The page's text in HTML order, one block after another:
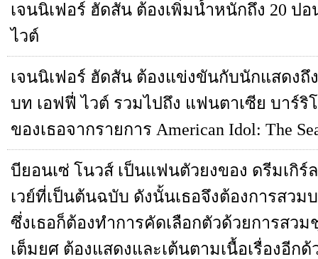
เจนนิเฟอร์ ฮัดสัน ต้องเพิ่มน้ำหนักถึง 20 ป
ไวต์
เจนนิเฟอร์ ฮัดสัน ต้องแข่งขันกับนักแสดงถึ
บท เอฟฟี่ ไวต์ รวมไปถึง แฟนตาเซีย บาร์
ของเธอจากรายการ American Idol: The
บียอนเซ่ โนวส์ เป็นแฟนตัวยงของ ดรีมเกิ
เวย์ที่เป็นต้นฉบับ ดังนั้นเธอจึงต้องการสวม
ซึ่งเธอก็ต้องทำการคัดเลือกตัวด้วยการสว
เต็มยศ ต้องแสดงและเต้นตามเนื้อเรื่องอีก